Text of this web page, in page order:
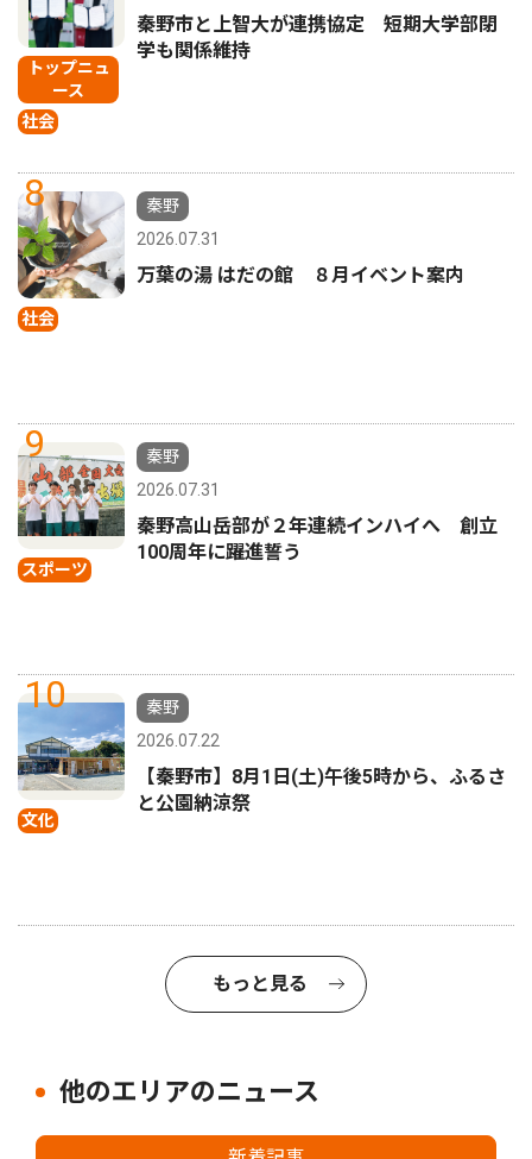
トップニュ
ース
社会
秦野市と上智大が連携協定 短期大学部閉
学も関係維持
8
社会
秦野
2026.07.31
万葉の湯 はだの館 ８月イベント案内
9
スポーツ
秦野
2026.07.31
秦野高山岳部が２年連続インハイへ 創立
100周年に躍進誓う
10
文化
秦野
2026.07.22
【秦野市】8月1日(土)午後5時から、ふるさ
と公園納涼祭
もっと見る
他のエリアのニュース